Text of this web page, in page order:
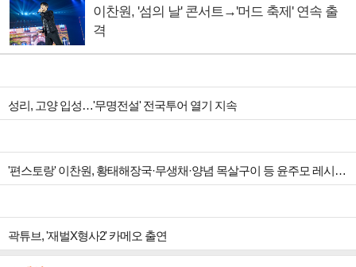
이찬원, '섬의 날' 콘서트→'머드 축제' 연속 출
격
성리, 고양 입성…'무명전설' 전국투어 열기 지속
'편스토랑' 이찬원, 황태해장국·무생채·양념 목살구이 등 윤주모 레시피 섭렵
곽튜브, '재벌X형사2' 카메오 출연